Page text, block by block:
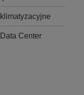
Center